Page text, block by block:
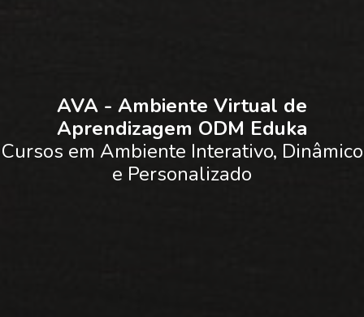
AVA - Ambiente Virtual de
Aprendizagem ODM Eduka
Cursos em Ambiente Interativo, Dinâmico
e Personalizado